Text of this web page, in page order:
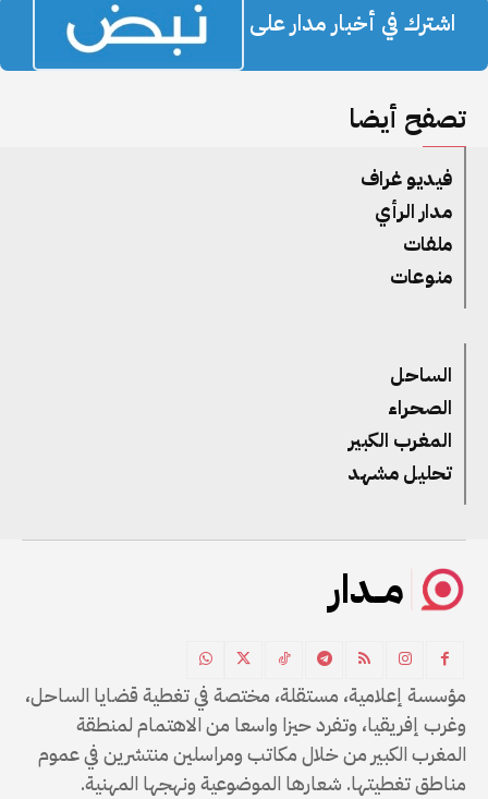
اشترك في أخبار مدار على
تصفح أيضا
فيديو غراف
مدار الرأي
ملفات
منوعات
الساحل
الصحراء
المغرب الكبير
تحليل مشهد
مــدار
مؤسسة إعلامية، مستقلة، مختصة في تغطية قضايا الساحل،
وغرب إفريقيا، وتفرد حيزا واسعا من الاهتمام لمنطقة
المغرب الكبير من خلال مكاتب ومراسلين منتشرين في عموم
مناطق تغطيتها. شعارها الموضوعية ونهجها المهنية.